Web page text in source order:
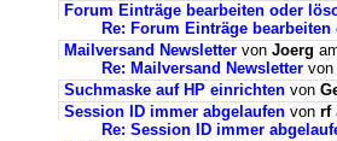
Forum Einträge bearbeiten oder
Re: Forum Einträge
Mailversand Newsletter von Joerg
Re: Mailversand Newsletter von
Suchmaske auf HP einrichten von
Session ID immer abgelaufen von rf
Re: Session ID immer